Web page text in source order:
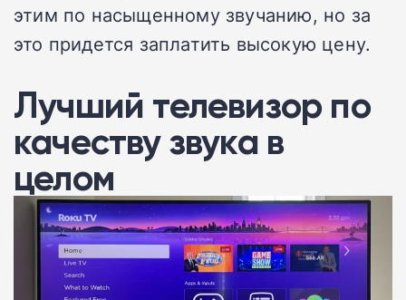
этим по насыщенному звучанию, но за
это придется заплатить высокую цену.
Лучший телевизор по
качеству звука в
целом